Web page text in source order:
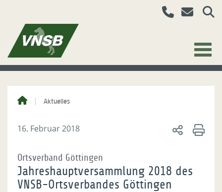
Aktuelles
16. Februar 2018
Ortsverband Göttingen
Jahreshauptversammlung 2018 des
VNSB-Ortsverbandes Göttingen